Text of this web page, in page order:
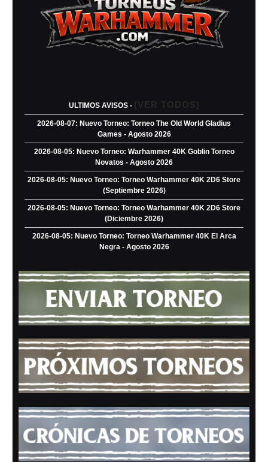
ULTIMOS AVISOS - (VER TODOS)
2026-08-07: Nuevo Torneo: Torneo The Old World Gladius
Games - Agosto 2026
2026-08-05: Nuevo Torneo: Warhammer 40K Goblin Torneo
Novatos - Agosto 2026
2026-08-05: Nuevo Torneo: Torneo Warhammer 40K 2D6 Store
(Septiembre 2026)
2026-08-05: Nuevo Torneo: Torneo Warhammer 40K 2D6 Store
(Diciembre 2026)
2026-08-05: Nuevo Torneo: Torneo Warhammer 40K El Arca
Negra - Agosto 2026